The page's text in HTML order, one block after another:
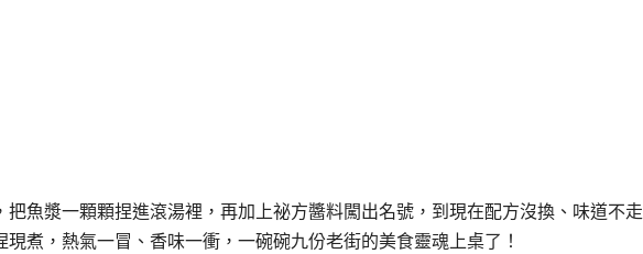
把魚漿一顆顆捏進滾湯裡，再加上祕方醬料闖出名號，到現在配方沒換、味道不走
煮，熱氣一冒、香味一衝，一碗碗九份老街的美食靈魂上桌了！